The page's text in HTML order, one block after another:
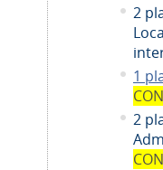
2
1
2